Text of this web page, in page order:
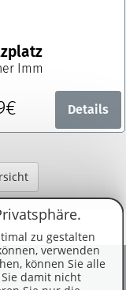
zu gestalten
verwenden
können Sie alle
damit nicht
Imm
Details